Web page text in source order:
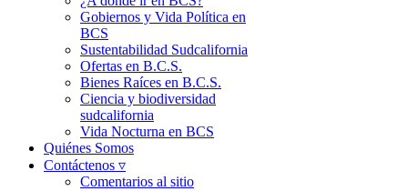
Gobiernos y Vida Política en
BCS
Sustentabilidad Sudcalifornia
Ofertas en B.C.S.
Bienes Raíces en B.C.S.
Ciencia y biodiversidad
sudcalifornia
Vida Nocturna en BCS
Quiénes Somos
Contáctenos ▿
Comentarios al sitio